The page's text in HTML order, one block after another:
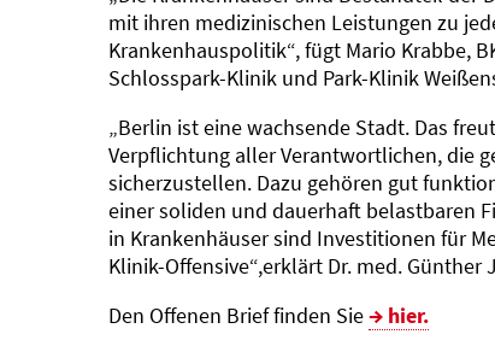
mit ihren medizinischen Leistungen zu
Krankenhauspolitik“, fügt Mario Krabbe,
Schlosspark-Klinik und Park-Klinik
„Berlin ist eine wachsende Stadt. Das
Verpflichtung aller Verantwortlichen, die
sicherzustellen. Dazu gehören gut
einer soliden und dauerhaft belastbaren
in Krankenhäuser sind Investitionen für
Klinik-Offensive“,erklärt Dr. med.
Den Offenen Brief finden Sie
hier.